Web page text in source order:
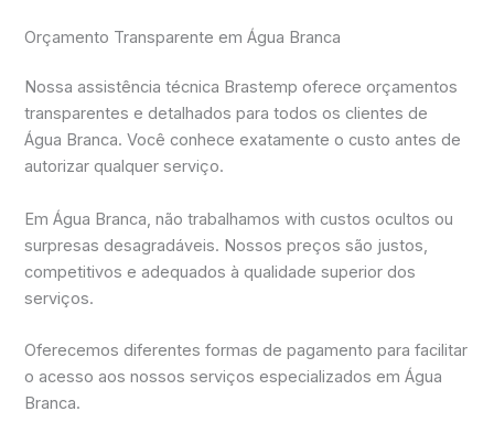
Orçamento Transparente em Água Branca
Nossa assistência técnica Brastemp oferece orçamentos
transparentes e detalhados para todos os clientes de
Água Branca. Você conhece exatamente o custo antes de
autorizar qualquer serviço.
Em Água Branca, não trabalhamos with custos ocultos ou
surpresas desagradáveis. Nossos preços são justos,
competitivos e adequados à qualidade superior dos
serviços.
Oferecemos diferentes formas de pagamento para facilitar
o acesso aos nossos serviços especializados em Água
Branca.